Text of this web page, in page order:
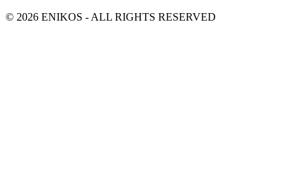
© 2026 ENIKOS - ALL RIGHTS RESERVED